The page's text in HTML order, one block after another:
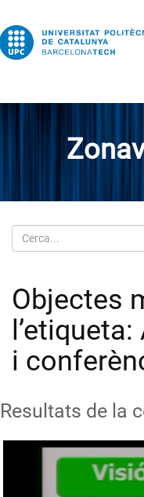
Cerca
Objectes
i
Resultats de la